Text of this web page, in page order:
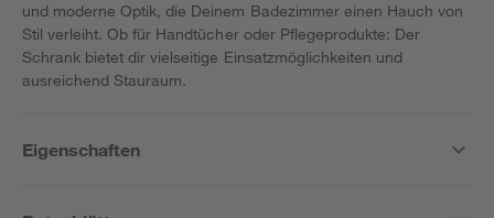
und moderne Optik, die Deinem Badezimmer einen Hauch von
Stil verleiht. Ob für Handtücher oder Pflegeprodukte: Der
Schrank bietet dir vielseitige Einsatzmöglichkeiten und
ausreichend Stauraum.
Eigenschaften